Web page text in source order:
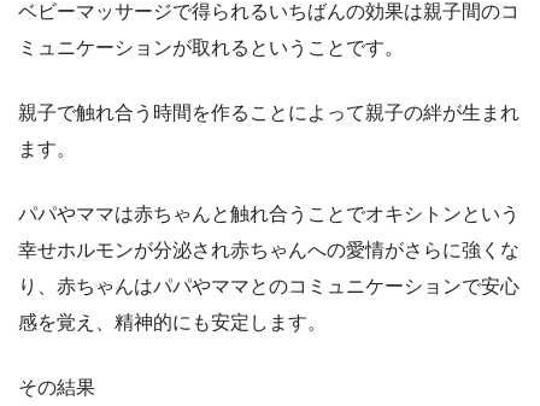
ベビーマッサージで得られるいちばんの効果は親子間のコ
ミュニケーションが取れるということです。
親子で触れ合う時間を作ることによって親子の絆が生まれ
ます。
パパやママは赤ちゃんと触れ合うことでオキシトンという
幸せホルモンが分泌され赤ちゃんへの愛情がさらに強くな
り、赤ちゃんはパパやママとのコミュニケーションで安心
感を覚え、精神的にも安定します。
その結果